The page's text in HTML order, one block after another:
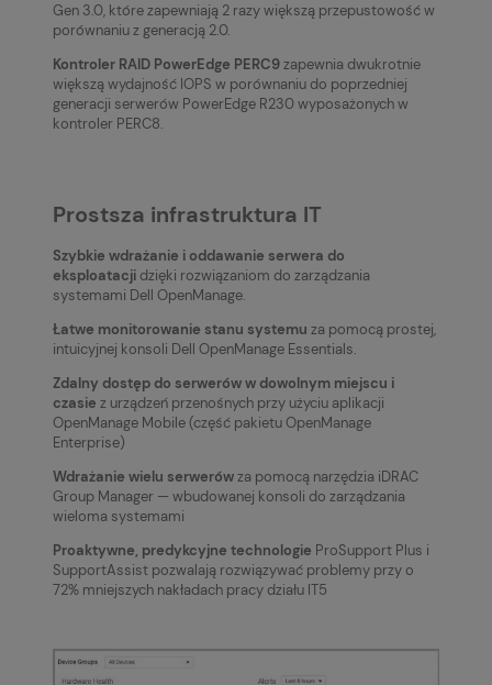
Gen 3.0, które zapewniają 2 razy większą przepustowość w
porównaniu z generacją 2.0.
Kontroler RAID PowerEdge PERC9zapewnia dwukrotnie
większą wydajność IOPS w porównaniu do poprzedniej
generacji serwerów PowerEdge R230 wyposażonych w
kontroler PERC8.
Prostsza infrastruktura IT
Szybkie wdrażanie i oddawanie serwera do
eksploatacjidzięki rozwiązaniom do zarządzania
systemami Dell OpenManage.
Łatwe monitorowanie stanu systemu za pomocą prostej,
intuicyjnej konsoli Dell OpenManage Essentials.
Zdalny dostęp do serwerów w dowolnym miejscu i
czasie z urządzeń przenośnych przy użyciu aplikacji
OpenManage Mobile (część pakietu OpenManage
Enterprise)
Wdrażanie wielu serwerówza pomocą narzędzia iDRAC
Group Manager — wbudowanej konsoli do zarządzania
wieloma systemami
Proaktywne, predykcyjne technologie ProSupport Plus i
SupportAssist pozwalają rozwiązywać problemy przy o
72% mniejszych nakładach pracy działu IT5